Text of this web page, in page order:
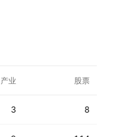
产业 股票
3 8